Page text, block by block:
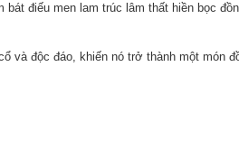
điếu men lam trúc lâm thất hiền bọc
và độc đáo, khiến nó trở thành một món